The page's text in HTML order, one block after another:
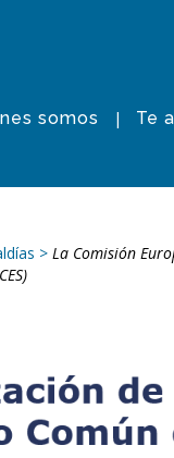
somos Te
> La Comisión